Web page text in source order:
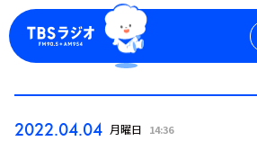
2022.04.04 月曜日 14:36